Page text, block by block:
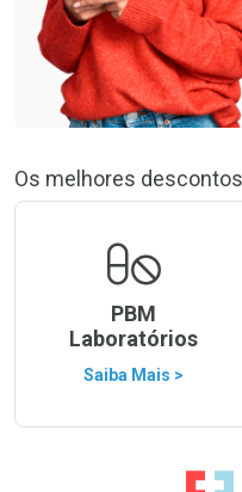
Os melhores
PBM
Laboratórios
Saiba Mais >
Ir para